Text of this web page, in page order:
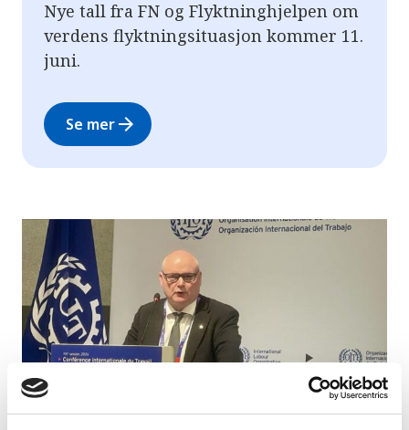
Nye tall fra FN og Flyktninghjelpen om
verdens flyktningsituasjon kommer 11.
juni.
Se merarrow_forward